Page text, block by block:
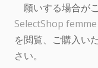
願いする場合が
SelectShop
を閲覧、ご購入い
さい。